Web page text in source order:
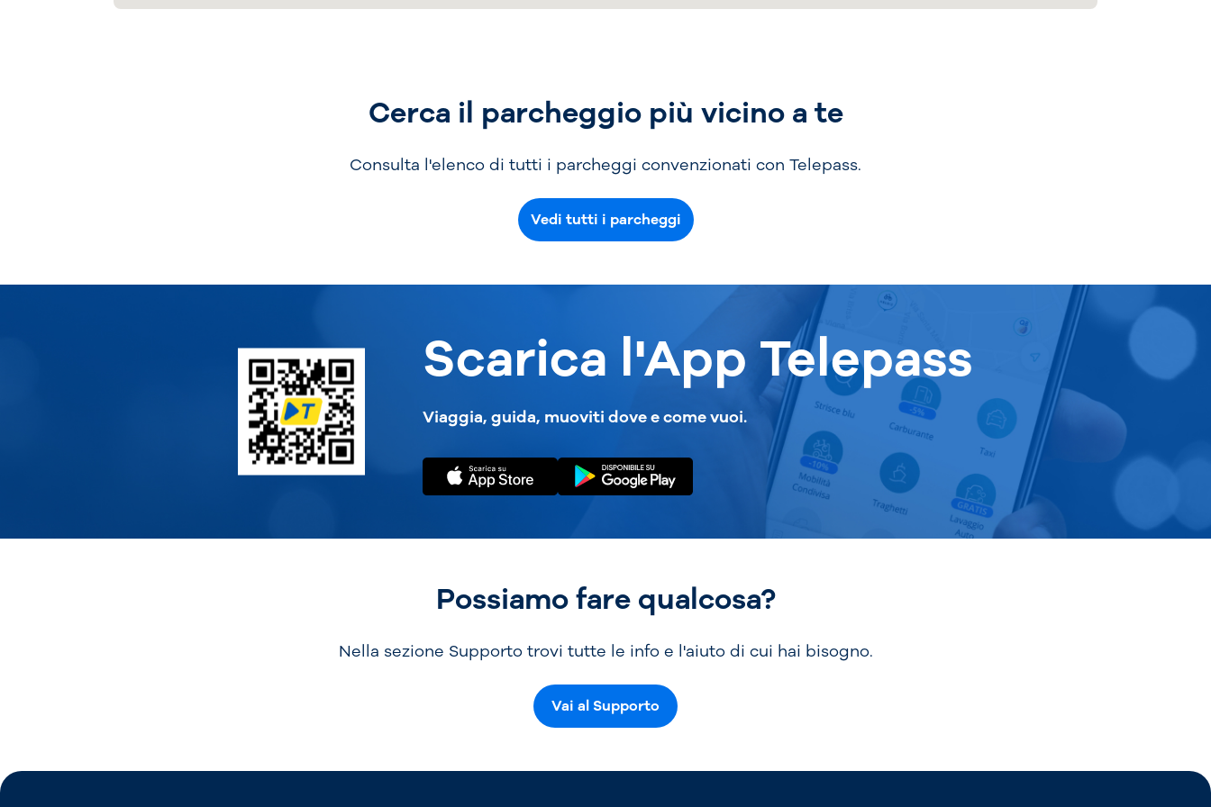
Cerca il parcheggio più vicino a te
Consulta l'elenco di tutti i parcheggi convenzionati con Telepass.
Vedi tutti i parcheggi
Scarica l'App Telepass
Viaggia, guida, muoviti dove e come vuoi.
Possiamo fare qualcosa?
Nella sezione Supporto trovi tutte le info e l'aiuto di cui hai bisogno.
Vai al Supporto